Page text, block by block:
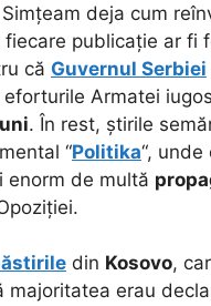
deja cum
publicație ar fi
că Guvernul Serbiei
Armatei
. În rest, știrile
“Politika“, unde
enorm de multă
din Kosovo,
majoritatea erau